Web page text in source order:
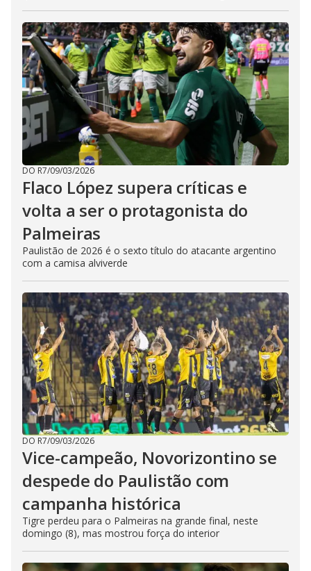
DO R7/09/03/2026
Flaco López supera críticas e
volta a ser o protagonista do
Palmeiras
Paulistão de 2026 é o sexto título do atacante argentino
com a camisa alviverde
DO R7/09/03/2026
Vice-campeão, Novorizontino se
despede do Paulistão com
campanha histórica
Tigre perdeu para o Palmeiras na grande final, neste
domingo (8), mas mostrou força do interior